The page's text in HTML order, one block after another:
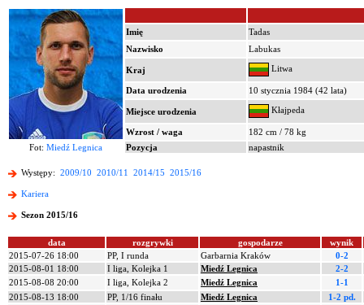
Imię
Tadas
Nazwisko
Labukas
Kraj Litwa
Data urodzenia 10 stycznia 1984 (42 lata)
Miejsce urodzenia Kłajpeda
Wzrost / waga
182 cm / 78 kg
Fot: Miedź Legnica Pozycja napastnik
Występy: 2009/10 2010/11 2014/15 2015/16
Kariera
Sezon 2015/16
data rozgrywki gospodarze
wynik
2015-07-26 18:00
PP, I runda Garbarnia Kraków
0-2
2015-08-01 18:00
I liga, Kolejka 1 Miedź Legnica
2-2
2015-08-08 20:00
I liga, Kolejka 2 Miedź Legnica
1-1
2015-08-13 18:00
PP, 1/16 finału Miedź Legnica
1-2 pd.